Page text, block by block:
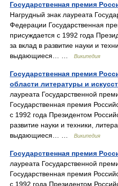
Государственная премия
Нагрудный знак лауреата
Федерации Государственная
присуждается с 1992 года
за вклад в развитие науки и
выдающиеся… …
Википедия
Государственная премия
области литературы и
лауреата Государственной
Государственная премия
с 1992 года Президентом
развитие науки и техники,
выдающиеся… …
Википедия
Государственная премия
лауреата Государственной
Государственная премия
с 1992 года Президентом